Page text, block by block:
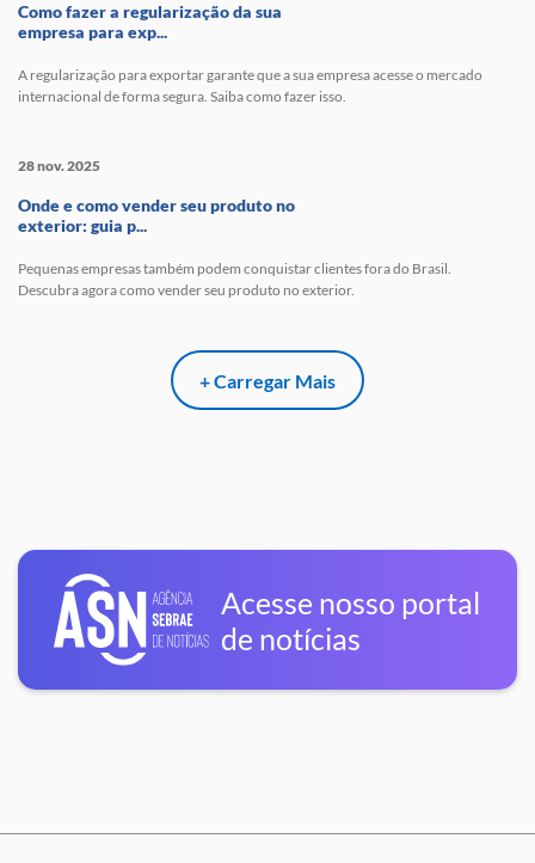
Como fazer a regularização da sua
empresa para exp...
A regularização para exportar garante que a sua empresa acesse o mercado
internacional de forma segura. Saiba como fazer isso.
28 nov. 2025
Onde e como vender seu produto no
exterior: guia p...
Pequenas empresas também podem conquistar clientes fora do Brasil.
Descubra agora como vender seu produto no exterior.
+ Carregar Mais
Acesse nosso portal
de notícias